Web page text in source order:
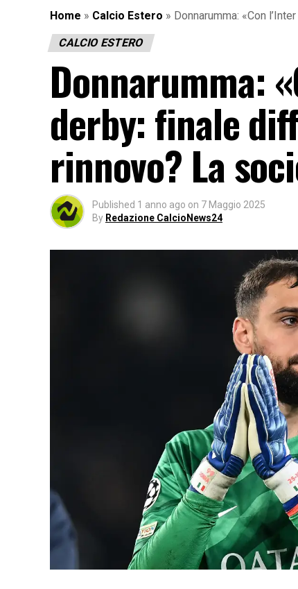
Home » Calcio Estero » Donnarumma: «Con
CALCIO ESTERO
Donnarumma:
derby: finale
rinnovo? La
Published 1 anno ago on 7 Maggio 2025
By Redazione CalcioNews24